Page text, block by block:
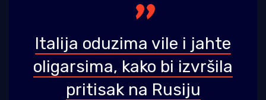
Italija oduzima vile i jahte
oligarsima, kako bi izvršila
pritisak na Rusiju